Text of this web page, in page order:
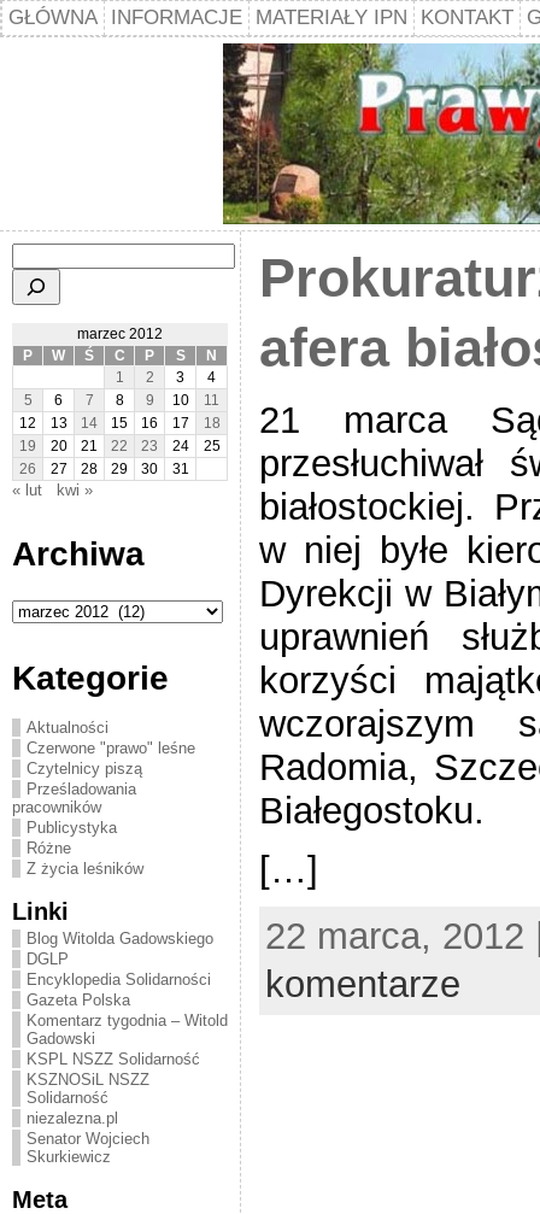
GŁÓWNA INFORMACJE MATERIAŁY IPN KONTAKT
marzec 2012
P
W Ś C P S
N
1
2 3
4
5
6 7 8 9 10
11
12
13 14 15 16 17
18
19
20 21 22 23 24
25
26
27 28 29 30 31
« lut kwi »
Archiwa
Archiwa
Kategorie
Aktualności
Czerwone "prawo" leśne
Czytelnicy piszą
Prześladowania
pracowników
Publicystyka
Różne
Z życia leśników
Linki
Blog Witolda Gadowskiego
DGLP
Encyklopedia Solidarności
Gazeta Polska
Komentarz tygodnia – Witold
Gadowski
KSPL NSZZ Solidarność
KSZNOSiL NSZZ
Solidarność
niezalezna.pl
Senator Wojciech
Skurkiewicz
Meta
afera
21 marca
białostockiej.
w niej byłe
Dyrekcji w
uprawnień
korzyści
wczorajszym
Radomia,
Białegostoku.
[…]
22 marca,
komentarze